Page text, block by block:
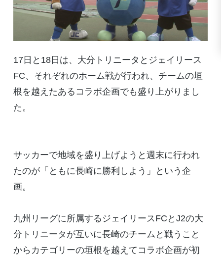
17日と18日は、大分トリニータとジェイリース
FC、それぞれのホーム戦が行われ、チームの垣
根を越えたあるコラボ企画でも盛り上がりまし
た。
サッカーで地域を盛り上げようと週末に行われ
たのが「ともに長崎に勝利しよう」という企
画。
九州リーグに所属するジェイリースFCとJ2の大
分トリニータが互いに長崎のチームと戦うこと
からカテゴリーの垣根を越えてコラボ企画が初